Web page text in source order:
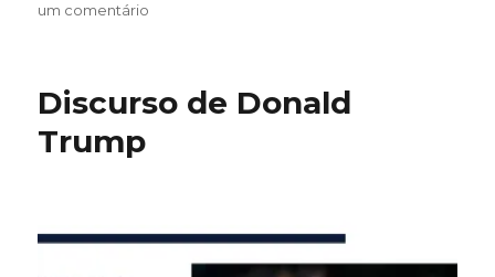
um comentário
e
Discurso de Donald
Trump